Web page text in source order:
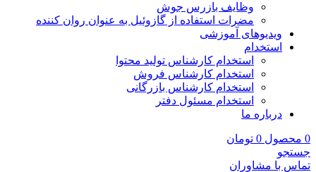
وظایف بازرس جوش
مضرات استفاده از گازوئیل به عنوان روان کننده
ویدیوهای آموزشی
استخدام
استخدام کارشناس تولید محتوا
استخدام کارشناس فروش
استخدام کارشناس بازرگانی
استخدام مسئول دفتر
درباره ما
0 محصول 0 تومان
جستجو
تماس با مشاوران